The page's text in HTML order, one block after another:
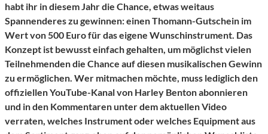
habt ihr in diesem Jahr die Chance, etwas weitaus
Spannenderes zu gewinnen: einen Thomann-Gutschein im
Wert von 500 Euro für das eigene Wunschinstrument. Das
Konzept ist bewusst einfach gehalten, um möglichst vielen
Teilnehmenden die Chance auf diesen musikalischen Gewinn
zu ermöglichen. Wer mitmachen möchte, muss lediglich den
offiziellen YouTube-Kanal von Harley Benton abonnieren
und in den Kommentaren unter dem aktuellen Video
verraten, welches Instrument oder welches Equipment aus